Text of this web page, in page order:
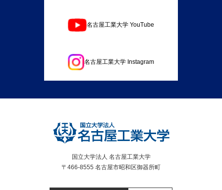
名古屋工業大学 YouTube
名古屋工業大学 Instagram
国立大学法人 名古屋工業大学
〒466-8555 名古屋市昭和区御器所町